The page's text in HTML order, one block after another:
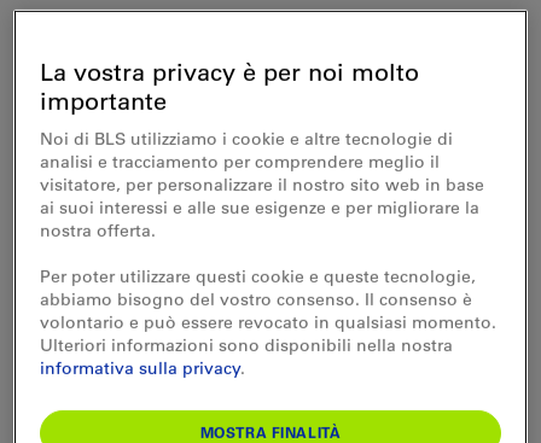
Raggiungete
comodamente Frutigen
con la BLS. Da lì,
prendete l'autobus AFA
230 in direzione
Adelboden. Scendete
alla fermata «Adelboden,
Mühleport» proprio
davanti alla Sportarena.
La vostra privacy è per noi molto
importante
Noi di BLS utilizziamo i cookie e altre tecnologie di
analisi e tracciamento per comprendere meglio il
visitatore, per personalizzare il nostro sito web in base
ai suoi interessi e alle sue esigenze e per migliorare la
nostra offerta.
Per poter utilizzare questi cookie e queste tecnologie,
abbiamo bisogno del vostro consenso. Il consenso è
volontario e può essere revocato in qualsiasi momento.
Ulteriori informazioni sono disponibili nella nostra
informativa sulla privacy.
MOSTRA FINALITÀ